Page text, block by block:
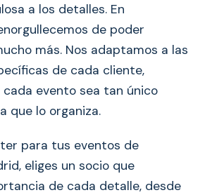
a los detalles. En
de poder
más. Nos adaptamos a las
de cada cliente,
cada evento sea tan único
que lo organiza.
para tus eventos de
eliges un socio que
de cada detalle, desde